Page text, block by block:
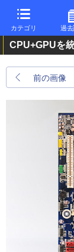
カテゴリ 過
CPU+GPUを
前の画像